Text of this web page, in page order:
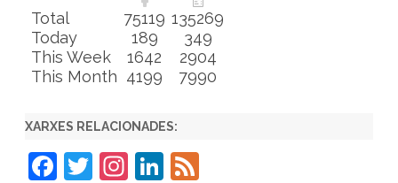
Total 75119 135269
Today
189
349
This Week
1642
2904
This Month 4199 7990
XARXES RELACIONADES:
F
T
In Li